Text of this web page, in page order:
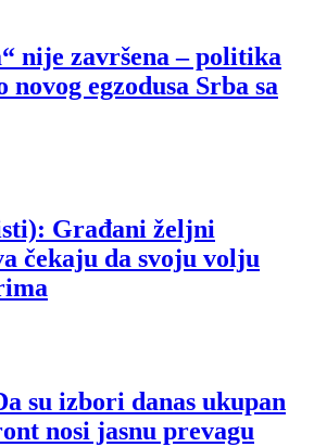
nije završena – politika
novog egzodusa Srba sa
Građani željni
čekaju da svoju volju
su izbori danas ukupan
nosi jasnu prevagu